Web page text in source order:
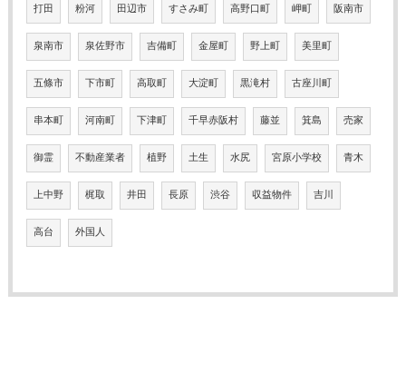
打田 粉河 田辺市 すさみ町 高野口町 岬町 阪南市
泉南市 泉佐野市 吉備町 金屋町 野上町 美里町
五條市 下市町 高取町 大淀町 黒滝村 古座川町
串本町 河南町 下津町 千早赤阪村 藤並 箕島 売家
御霊 不動産業者 植野 土生 水尻 宮原小学校 青木
上中野 梶取 井田 長原 渋谷 収益物件 吉川
高台 外国人